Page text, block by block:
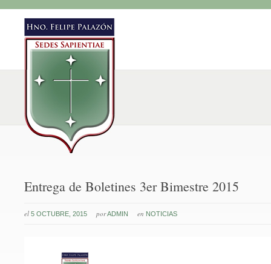
Entrega de Boletines 3er Bimestre 2015
el 5 OCTUBRE, 2015 porADMIN en NOTICIAS